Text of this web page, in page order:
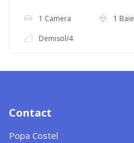
1 Camera 1 Baie
Demisol/4
Contact
Popa Costel